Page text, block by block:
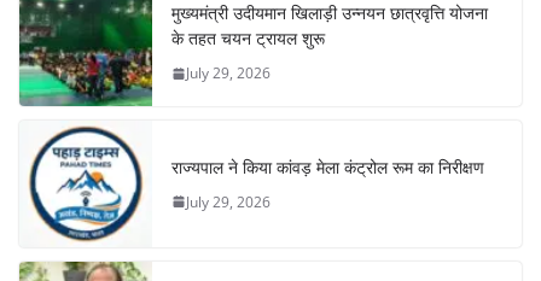
मुख्यमंत्री उदीयमान खिलाड़ी उन्नयन छात्रवृत्ति योजना
के तहत चयन ट्रायल शुरू
July 29, 2026
राज्यपाल ने किया कांवड़ मेला कंट्रोल रूम का निरीक्षण
July 29, 2026